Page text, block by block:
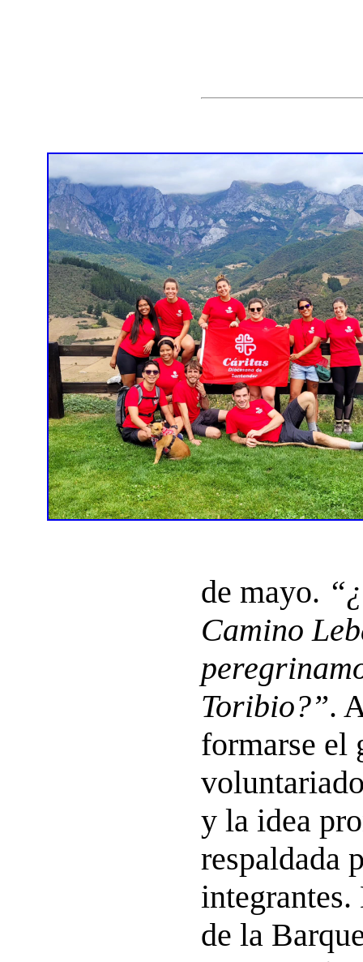
de mayo.
Camino
Toribio?”.
formarse el
y la idea
respaldada
integrantes.
de la